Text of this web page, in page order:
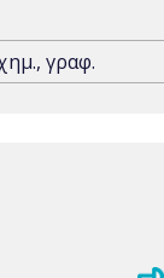
γραφ.